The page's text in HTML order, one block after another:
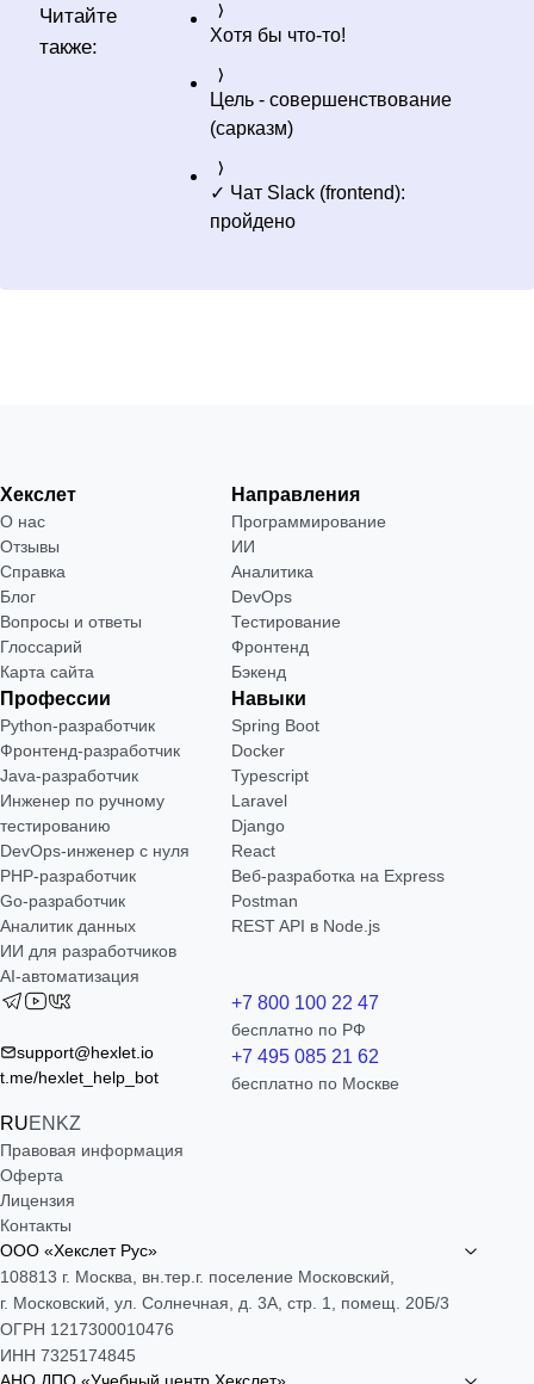
Читайте
также:
Хотя бы что-то!
Цель - совершенствование
(сарказм)
✓ Чат Slack (frontend):
пройдено
Хекслет
О нас
Отзывы
Справка
Блог
Вопросы и ответы
Глоссарий
Карта сайта
Направления
Программирование
ИИ
Аналитика
DevOps
Тестирование
Фронтенд
Бэкенд
Профессии
Python-разработчик
Фронтенд-разработчик
Java-разработчик
Инженер по ручному
тестированию
DevOps-инженер с нуля
РНР-разработчик
Go-разработчик
Аналитик данных
ИИ для разработчиков
AI-автоматизация
Навыки
Spring Boot
Docker
Typescript
Laravel
Django
React
Веб-разработка на Express
Postman
REST API в Node.js
support@hexlet.io
t.me/hexlet_help_bot
RUEN KZ
+7 800 100 22 47
бесплатно по РФ
+7 495 085 21 62
бесплатно по Москве
Правовая информация
Оферта
Лицензия
Контакты
ООО «Хекслет Рус»
108813 г. Москва, вн.тер.г. поселение Московский,
г. Московский, ул. Солнечная, д. 3А, стр. 1, помещ. 20Б/3
ОГРН 1217300010476
ИНН 7325174845
АНО ДПО «Учебный центр Хекслет»